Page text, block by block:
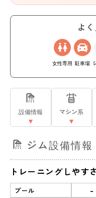
よ
女性専用 駐車場
設備情報 マシン系
ジム設備情報
トレーニングしやすさ
プール -